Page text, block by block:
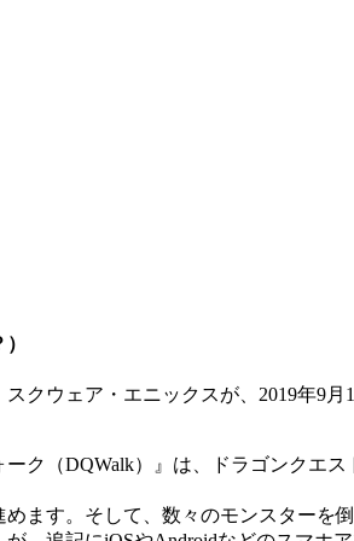
クウェア・エニックスが、2019年9
ク（DQWalk）』は、ドラゴンクエ
ます。そして、数々のモンスター